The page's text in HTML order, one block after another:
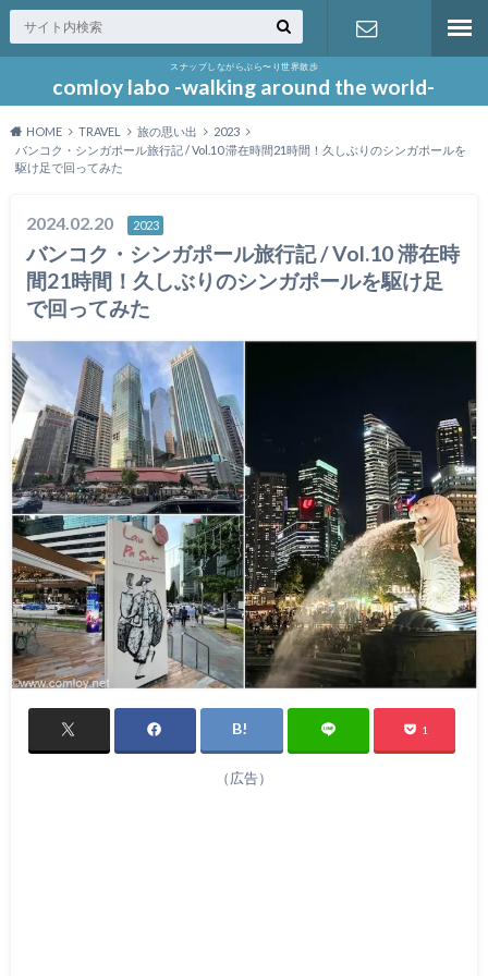
スナップしながらぶら〜り世界散歩
comloy labo -walking around the world-
お問い合わ
HOME TRAVEL 旅の思い出
2023
バンコク・シンガポール旅行記 / Vol.10 滞在時間21時間！久しぶりのシンガポールを
駆け足で回ってみた
2024.02.20 2023
バンコク・シンガポール旅行記 / Vol.10 滞在時
間21時間！久しぶりのシンガポールを駆け足
で回ってみた
1
（広告）